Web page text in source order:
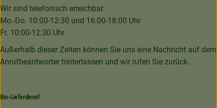
Wir sind telefonisch erreichbar:
Mo.-Do. 10:00-12:30 und 16:00-18:00 Uhr
Fr. 10:00-12:30 Uhr
Außerhalb dieser Zeiten können Sie uns eine Nachricht auf dem
Anrufbeantworter hinterlassen und wir rufen Sie zurück.
Bio-Lieferdienst